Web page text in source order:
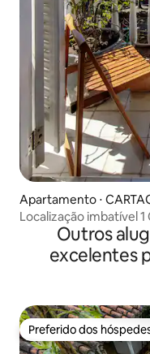
Apartamento ⋅
Localização imbatível
Outros
excelentes
Preferido dos
Preferido dos